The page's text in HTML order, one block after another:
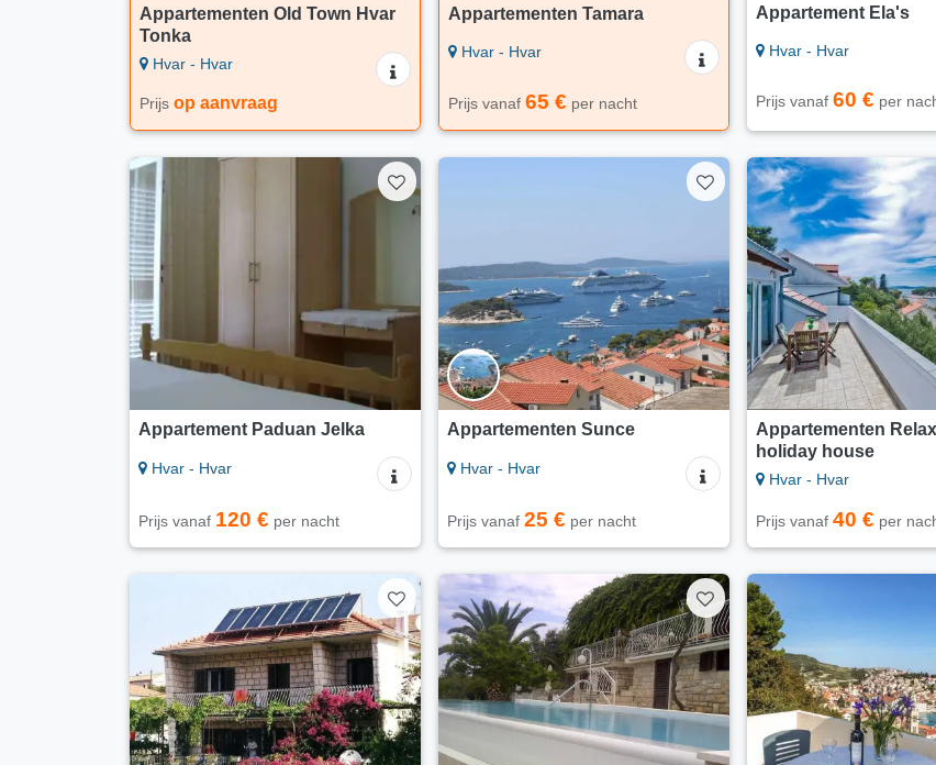
Appartementen Old Town Hvar
Tonka
Hvar - Hvar
Prijs op aanvraag
Appartementen Tamara
Hvar - Hvar
Prijs vanaf 65 € per nacht
Appartement Ela's
Hvar - Hvar
Prijs vanaf 60 € per
Appartement Paduan Jelka
Hvar - Hvar
Prijs vanaf 120 € per nacht
Appartementen Sunce
Hvar - Hvar
Prijs vanaf 25 € per nacht
Appartementen
holiday house
Hvar - Hvar
Prijs vanaf 40 € per